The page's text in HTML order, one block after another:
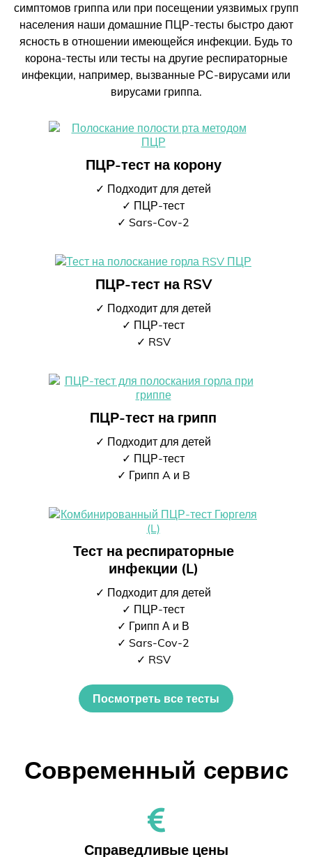
симптомов гриппа или при посещении уязвимых групп
населения наши домашние ПЦР-тесты быстро дают
ясность в отношении имеющейся инфекции. Будь то
корона-тесты или тесты на другие респираторные
инфекции, например, вызванные РС-вирусами или
вирусами гриппа.
ПЦР-тест на корону
✓ Подходит для детей
✓ ПЦР-тест
✓ Sars-Cov-2
ПЦР-тест на RSV
✓ Подходит для детей
✓ ПЦР-тест
✓ RSV
ПЦР-тест на грипп
✓ Подходит для детей
✓ ПЦР-тест
✓ Грипп A и B
Тест на респираторные
инфекции (L)
✓ Подходит для детей
✓ ПЦР-тест
✓ Грипп А и В
✓ Sars-Cov-2
✓ RSV
Посмотреть все тесты
Современный сервис
Справедливые цены